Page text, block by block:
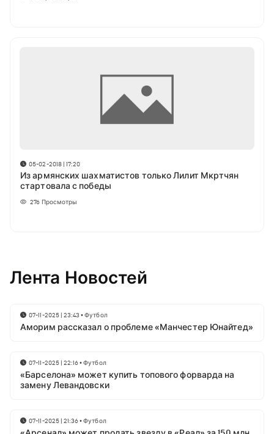
05-02-2018 | 17:20
Из армянских шахматистов только Лилит Мкртчян
стартовала с победы
276 Просмотры
Лента Новостей
07-11-2025 | 23:43 •Футбол
Аморим рассказал о проблеме «Манчестер Юнайтед»
07-11-2025 | 22:16•Футбол
«Барселона» может купить топового форварда на
замену Левандовски
07-11-2025 | 21:36•Футбол